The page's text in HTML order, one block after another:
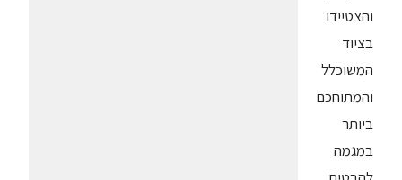
והצטיידו
בציוד
המשוכלל
והמתוחכם
ביותר
במגמה